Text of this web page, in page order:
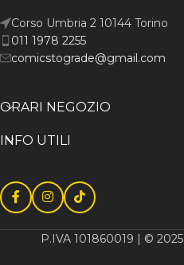
Corso Umbria 2 10144 Torino
011 1978 2255
comicstograde@gmail.com
ORARI NEGOZIO
INFO UTILI
P.IVA 101860019 | © 2025